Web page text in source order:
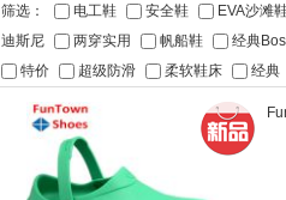
筛选： 电工鞋 安全鞋
EVA沙滩
迪斯尼
两穿实用 帆船鞋
经典
特价
超级防滑 柔软鞋床 经典